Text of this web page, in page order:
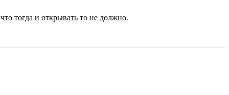
тогда и открывать то не должно.